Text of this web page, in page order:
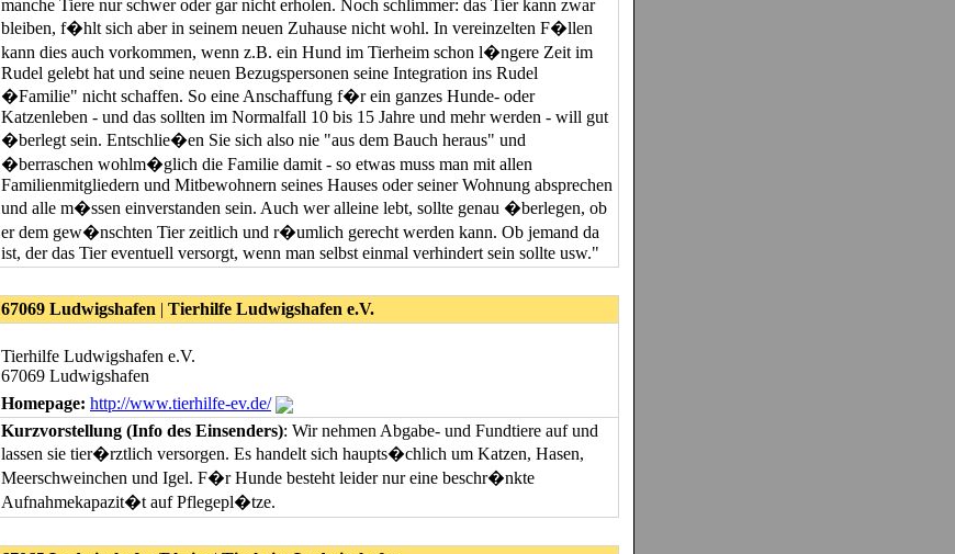
manche Tiere nur schwer oder gar nicht erholen. Noch schlimmer: das Tier kann zwar
bleiben, f�hlt sich aber in seinem neuen Zuhause nicht wohl. In vereinzelten F�llen
kann dies auch vorkommen, wenn z.B. ein Hund im Tierheim schon l�ngere Zeit im
Rudel gelebt hat und seine neuen Bezugspersonen seine Integration ins Rudel
�Familie" nicht schaffen. So eine Anschaffung f�r ein ganzes Hunde- oder
Katzenleben - und das sollten im Normalfall 10 bis 15 Jahre und mehr werden - will gut
�berlegt sein. Entschlie�en Sie sich also nie "aus dem Bauch heraus" und
�berraschen wohlm�glich die Familie damit - so etwas muss man mit allen
Familienmitgliedern und Mitbewohnern seines Hauses oder seiner Wohnung absprechen
und alle m�ssen einverstanden sein. Auch wer alleine lebt, sollte genau �berlegen, ob
er dem gew�nschten Tier zeitlich und r�umlich gerecht werden kann. Ob jemand da
ist, der das Tier eventuell versorgt, wenn man selbst einmal verhindert sein sollte usw."
67069 Ludwigshafen | Tierhilfe Ludwigshafen e.V.
Tierhilfe Ludwigshafen e.V.
67069 Ludwigshafen
Homepage: http://www.tierhilfe-ev.de/
Kurzvorstellung (Info des Einsenders): Wir nehmen Abgabe- und Fundtiere auf und
lassen sie tier�rztlich versorgen. Es handelt sich haupts�chlich um Katzen, Hasen,
Meerschweinchen und Igel. F�r Hunde besteht leider nur eine beschr�nkte
Aufnahmekapazit�t auf Pflegepl�tze.